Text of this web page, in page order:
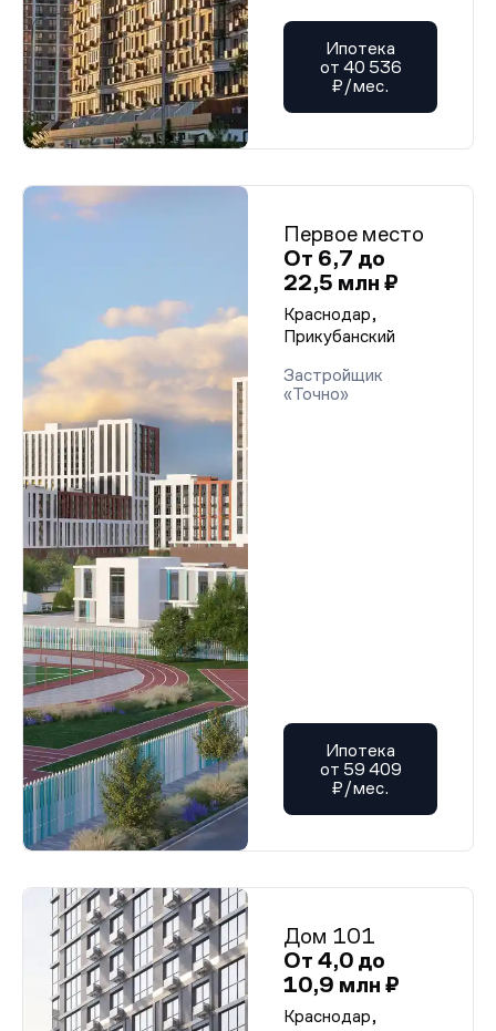
Ипотека
от 40 536
₽/мес.
Первое место
От 6,7 до
22,5 млн ₽
Краснодар,
Прикубанский
Застройщик
«Точно»
Ипотека
от 59 409
₽/мес.
Дом 101
От 4,0 до
10,9 млн ₽
Краснодар,